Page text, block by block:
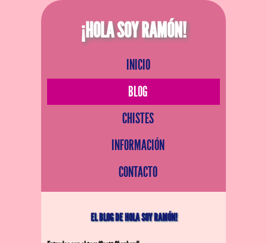
¡HOLA SOY RAMÓN!
INICIO
BLOG
CHISTES
INFORMACIÓN
CONTACTO
EL BLOG DE HOLA SOY RAMÓN!